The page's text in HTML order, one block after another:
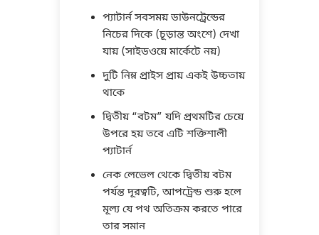
প্যাটার্ন সবসময় ডাউনট্রেন্ডের
নিচের দিকে (চূড়ান্ত অংশে) দেখা
যায় (সাইডওয়ে মার্কেটে নয়)
দুটি নিম্ন প্রাইস প্রায় একই উচ্চতায়
থাকে
দ্বিতীয় “বটম” যদি প্রথমটির চেয়ে
উপরে হয় তবে এটি শক্তিশালী
প্যাটার্ন
নেক লেভেল থেকে দ্বিতীয় বটম
পর্যন্ত দূরত্বটি, আপট্রেন্ড শুরু হলে
মূল্য যে পথ অতিক্রম করতে পারে
তার সমান